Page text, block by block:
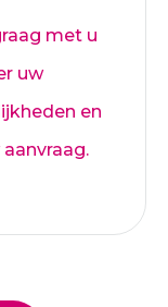
met u
uw
en